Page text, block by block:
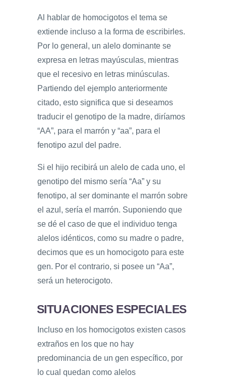
Al hablar de homocigotos el tema se
extiende incluso a la forma de escribirles.
Por lo general, un alelo dominante se
expresa en letras mayúsculas, mientras
que el recesivo en letras minúsculas.
Partiendo del ejemplo anteriormente
citado, esto significa que si deseamos
traducir el genotipo de la madre, diríamos
“AA”, para el marrón y “aa”, para el
fenotipo azul del padre.
Si el hijo recibirá un alelo de cada uno, el
genotipo del mismo sería “Aa” y su
fenotipo, al ser dominante el marrón sobre
el azul, sería el marrón. Suponiendo que
se dé el caso de que el individuo tenga
alelos idénticos, como su madre o padre,
decimos que es un homocigoto para este
gen. Por el contrario, si posee un “Aa”,
será un heterocigoto.
SITUACIONES ESPECIALES
Incluso en los homocigotos existen casos
extraños en los que no hay
predominancia de un gen específico, por
lo cual quedan como alelos